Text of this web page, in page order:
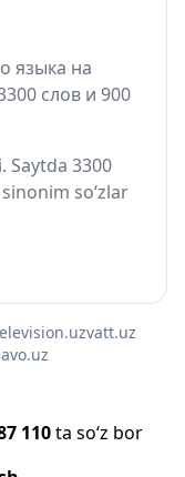
языка на
слов и 900
Saytda 3300
so‘zlar
vatt.uz
110ta so‘z bor